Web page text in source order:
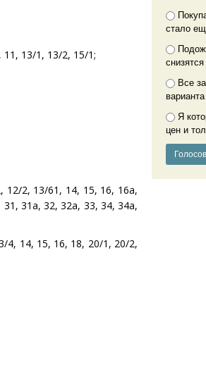
13/1, 13/2, 15/1;
2, 13/61, 14, 15, 16, 16а,
31а, 32, 32а, 33, 34, 34а,
14, 15, 16, 18, 20/1, 20/2,
стало
снизятся
Все
Я
цен и